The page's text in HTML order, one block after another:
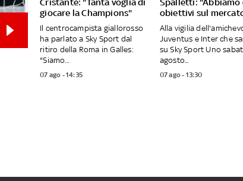
Cristante: "Tanta voglia di
giocare la Champions"
Il centrocampista giallorosso
ha parlato a Sky Sport dal
ritiro della Roma in Galles:
"Siamo...
07 ago - 14:35
Spalletti: "Abbiamo
obiettivi sul
Alla vigilia
Juventus e Inter che
su Sky Sport Uno
agosto...
07 ago - 13:30